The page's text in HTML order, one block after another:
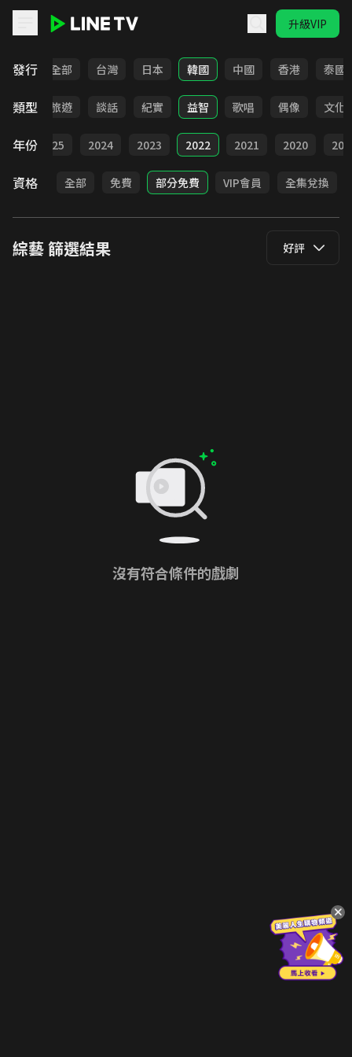
升級VIP
發行 全部 台灣 日本 韓國 中國 香港 泰國
類型
美食 旅遊 談話 紀實 益智 歌唱 偶像 文化
年份 2025 2024 2023 2022 2021 2020
資格 全部 免費 部分免費 VIP會員 全集兌換
綜藝篩選結果 好評
沒有符合條件的戲劇